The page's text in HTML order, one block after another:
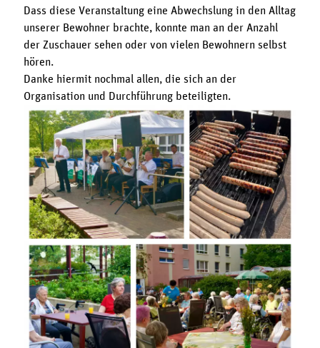
Dass diese Veranstaltung eine Abwechslung in den Alltag
unserer Bewohner brachte, konnte man an der Anzahl
der Zuschauer sehen oder von vielen Bewohnern selbst
hören.
Danke hiermit nochmal allen, die sich an der
Organisation und Durchführung beteiligten.